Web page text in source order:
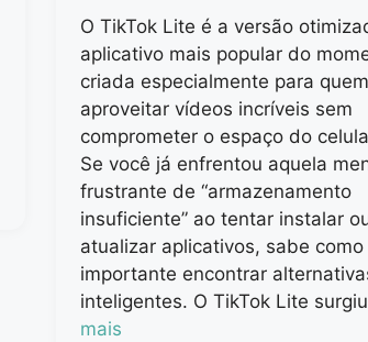
O TikTok Lite é a versão
aplicativo mais popular do
criada especialmente para
aproveitar vídeos incríveis sem
comprometer o espaço do
Se você já enfrentou aquela
frustrante de “armazenamento
insuficiente” ao tentar instalar
atualizar aplicativos, sabe como
importante encontrar
inteligentes. O TikTok Lite
mais